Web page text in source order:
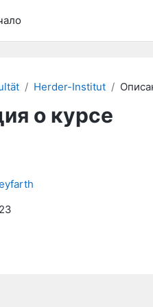
Herder-Institut
о курсе